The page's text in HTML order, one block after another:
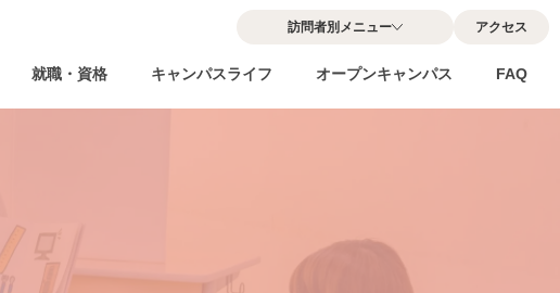
就職・資格 キャンパスライフ オープンキャンパス FAQ
訪問者別メニュー アクセス